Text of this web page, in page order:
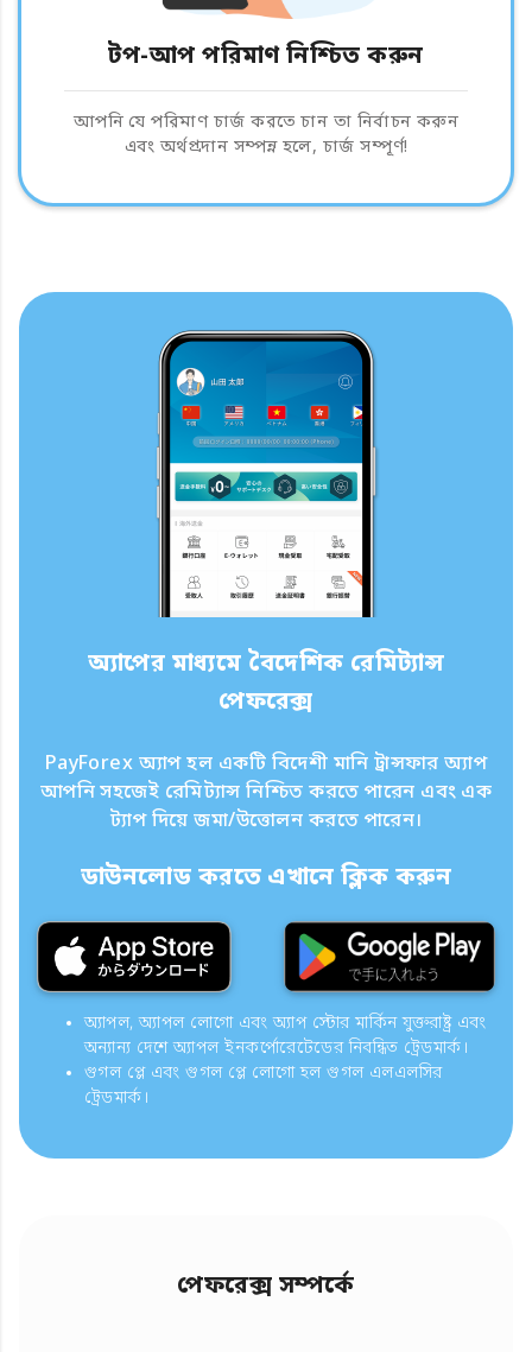
টপ-আপ পরিমাণ নিশ্চিত করুন
আপনি যে পরিমাণ চার্জ করতে চান তা নির্বাচন করুন
এবং অর্থপ্রদান সম্পন্ন হলে, চার্জ সম্পূর্ণ!
অ্যাপের মাধ্যমে বৈদেশিক রেমিট্যান্স
পেফরেক্স
PayForex অ্যাপ হল একটি বিদেশী মানি ট্রান্সফার অ্যাপ
আপনি সহজেই রেমিট্যান্স নিশ্চিত করতে পারেন এবং এক
ট্যাপ দিয়ে জমা/উত্তোলন করতে পারেন।
ডাউনলোড করতে এখানে ক্লিক করুন
অ্যাপল, অ্যাপল লোগো এবং অ্যাপ স্টোর মার্কিন যুক্তরাষ্ট্র এবং
অন্যান্য দেশে অ্যাপল ইনকর্পোরেটেডের নিবন্ধিত ট্রেডমার্ক।
গুগল প্লে এবং গুগল প্লে লোগো হল গুগল এলএলসির
ট্রেডমার্ক।
পেফরেক্স সম্পর্কে